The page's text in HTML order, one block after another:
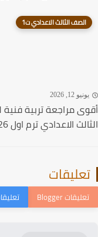
الصف الثالث الاعدادي ت1
12, 2026
مراجعة تربية فنية
الاعدادي ترم اول 2026